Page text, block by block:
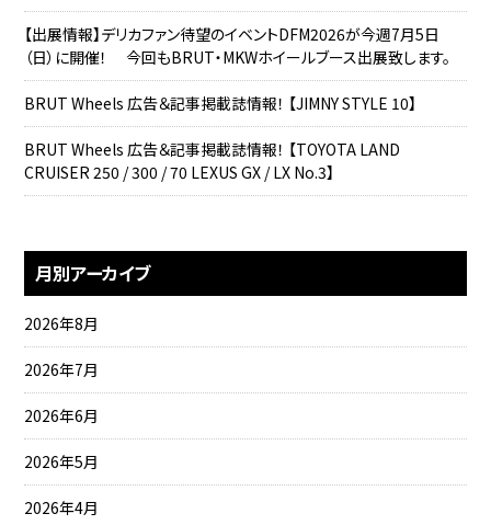
【出展情報】デリカファン待望のイベントDFM2026が今週7月5日
（日）に開催！ 今回もBRUT・MKWホイールブース出展致します。
BRUT Wheels 広告＆記事掲載誌情報！ 【JIMNY STYLE 10】
BRUT Wheels 広告＆記事掲載誌情報！ 【TOYOTA LAND
CRUISER 250 / 300 / 70 LEXUS GX / LX No.3】
月別アーカイブ
2026年8月
2026年7月
2026年6月
2026年5月
2026年4月